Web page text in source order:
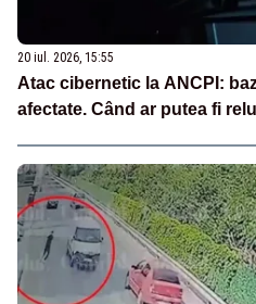
20 iul. 2026, 15:55
Atac cibernetic la ANCPI:
afectate. Când ar putea fi